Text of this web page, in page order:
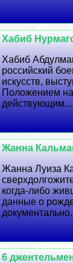
Хабиб
Хабиб
российский
искусств,
Положением на
действующим...
Жанна
Жанна Луиза
когда-либо
данные о
6